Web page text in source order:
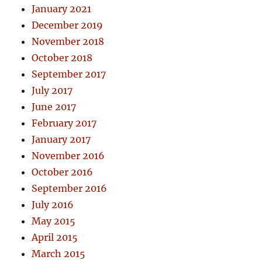
January 2021
December 2019
November 2018
October 2018
September 2017
July 2017
June 2017
February 2017
January 2017
November 2016
October 2016
September 2016
July 2016
May 2015
April 2015
March 2015